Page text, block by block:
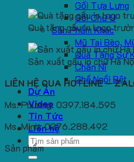
Gối Tựa Lưng
Gối Chữ U
Sản Phẩm Khác
Mũ Tai Bèo,
Quà Tặng Sự
Chăn Nỉ
Ghế Ngồi Bệt
Dự Án
Video
Tin Tức
Liên hệ
Search
for:
Quà tặng gấu in logo
Sản xuất gấu in chữ Hà
LIÊN HỆ QUA HOTLINE –
Ms. Phương: 0397.184.595
Ms. Minh: 0376.288.492
Sản phẩm